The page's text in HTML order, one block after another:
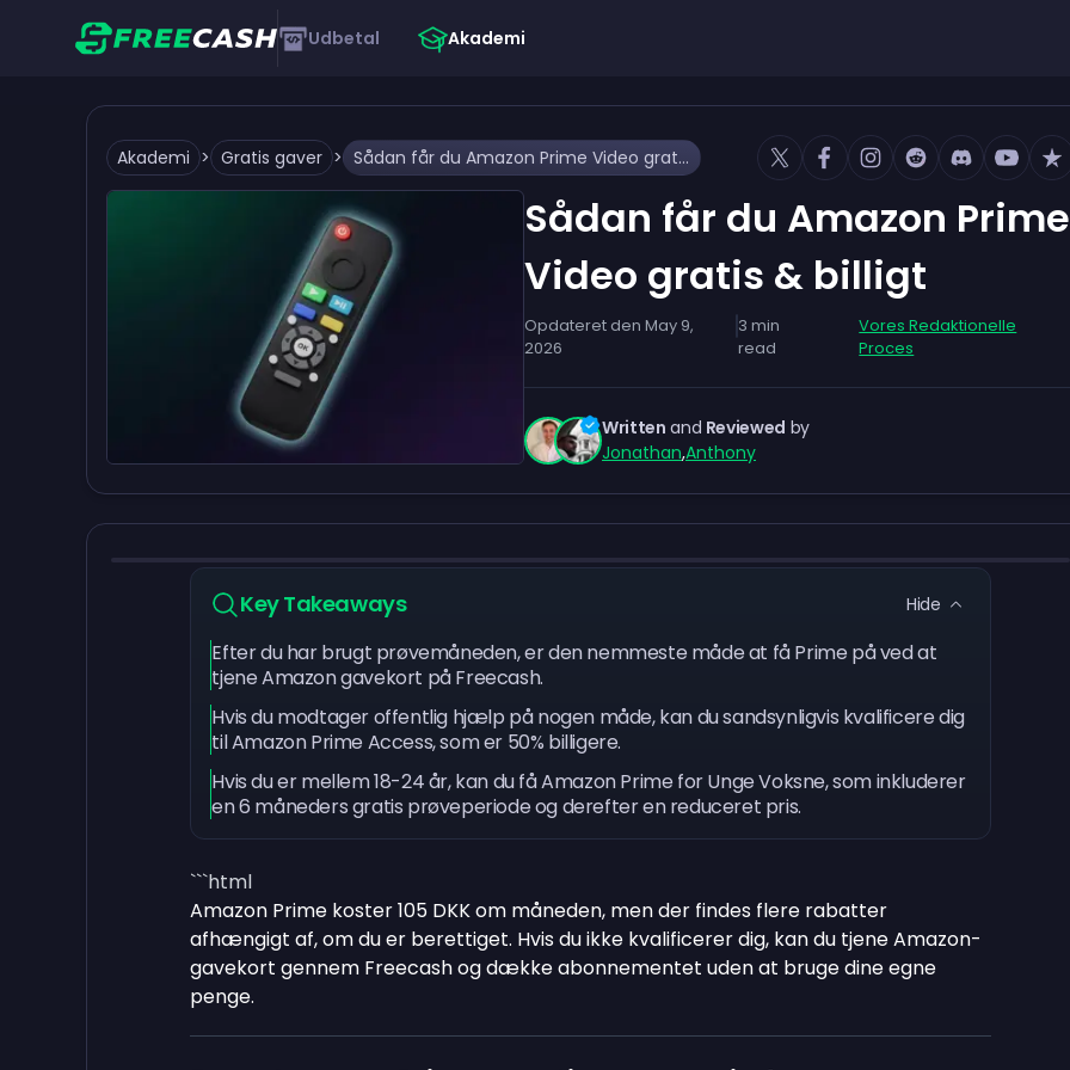
Udbetal Akademi
Akademi > Gratis gaver > Sådan får du Amazon Prime Video gratis & billigt
Sådan får du Amazon Prime
Video gratis & billigt
Opdateret den May 9,
2026
3 min
read
Vores Redaktionelle
Proces
Written and Reviewed by
Jonathan,Anthony
Key Takeaways Hide
Efter du har brugt prøvemåneden, er den nemmeste måde at få Prime på ved at
tjene Amazon gavekort på Freecash.
Hvis du modtager offentlig hjælp på nogen måde, kan du sandsynligvis kvalificere dig
til Amazon Prime Access, som er 50% billigere.
Hvis du er mellem 18-24 år, kan du få Amazon Prime for Unge Voksne, som inkluderer
en 6 måneders gratis prøveperiode og derefter en reduceret pris.
```html
Amazon Prime koster 105 DKK om måneden, men der findes flere rabatter
afhængigt af, om du er berettiget. Hvis du ikke kvalificerer dig, kan du tjene Amazon-
gavekort gennem Freecash og dække abonnementet uden at bruge dine egne
penge.